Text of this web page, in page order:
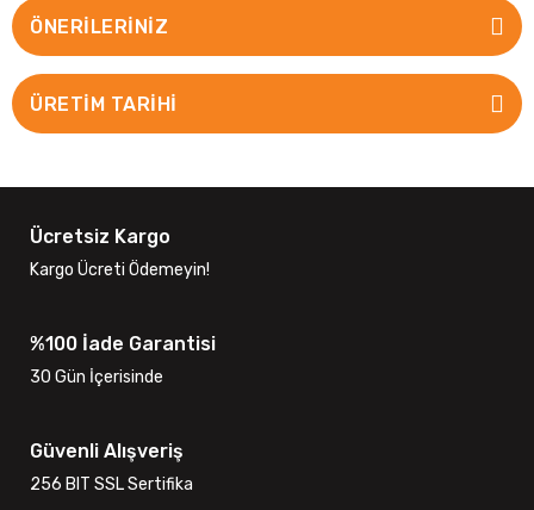
ÖNERILERINIZ
ÜRETİM TARİHİ
Ücretsiz Kargo
Kargo Ücreti Ödemeyin!
%100 İade Garantisi
30 Gün İçerisinde
Güvenli Alışveriş
256 BIT SSL Sertifika